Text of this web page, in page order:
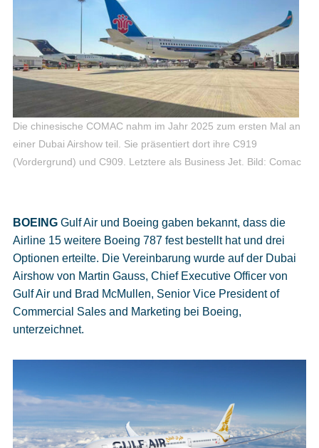
Die chinesische COMAC nahm im Jahr 2025 zum ersten Mal an
einer Dubai Airshow teil. Sie präsentiert dort ihre C919
(Vordergrund) und C909. Letztere als Business Jet. Bild: Comac
BOEINGGulf Air und Boeing gaben bekannt, dass die
Airline 15 weitere Boeing 787 fest bestellt hat und drei
Optionen erteilte. Die Vereinbarung wurde auf der Dubai
Airshow von Martin Gauss, Chief Executive Officer von
Gulf Air und Brad McMullen, Senior Vice President of
Commercial Sales and Marketing bei Boeing,
unterzeichnet.